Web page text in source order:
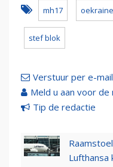
mh17 oekraine
stef blok
Verstuur per e-mail
Meld u aan voor
Tip de redactie